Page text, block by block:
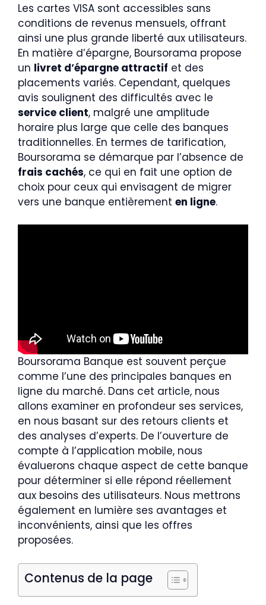
Les cartes VISA sont accessibles sans
conditions de revenus mensuels, offrant
ainsi une plus grande liberté aux utilisateurs.
En matière d’épargne, Boursorama propose
un livret d’épargne attractif et des
placements variés. Cependant, quelques
avis soulignent des difficultés avec le
service client, malgré une amplitude
horaire plus large que celle des banques
traditionnelles. En termes de tarification,
Boursorama se démarque par l’absence de
frais cachés, ce qui en fait une option de
choix pour ceux qui envisagent de migrer
vers une banque entièrement en ligne.
Boursorama Banque est souvent perçue
comme l’une des principales banques en
ligne du marché. Dans cet article, nous
allons examiner en profondeur ses services,
en nous basant sur des retours clients et
des analyses d’experts. De l’ouverture de
compte à l’application mobile, nous
évaluerons chaque aspect de cette banque
pour déterminer si elle répond réellement
aux besoins des utilisateurs. Nous mettrons
également en lumière ses avantages et
inconvénients, ainsi que les offres
proposées.
Contenus de la page